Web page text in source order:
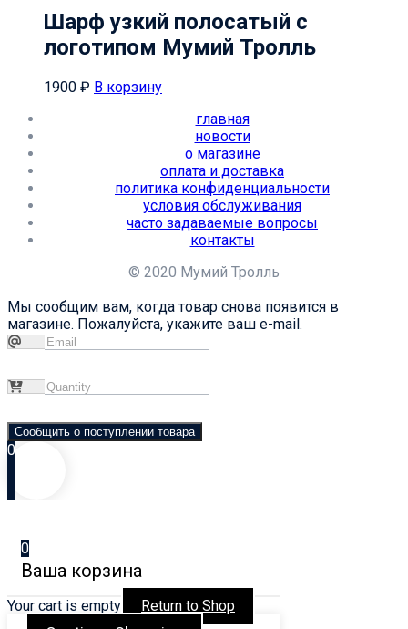
Шарф узкий полосатый с
логотипом Мумий Тролль
1900 ₽ В корзину
главная
новости
о магазине
оплата и доставка
политика конфиденциальности
условия обслуживания
часто задаваемые вопросы
контакты
© 2020 Мумий Тролль
Мы сообщим вам, когда товар снова появится в
магазине. Пожалуйста, укажите ваш e-mail.
Сообщить о поступлении товара
0
0
Ваша корзина
Your cart is empty Return to Shop